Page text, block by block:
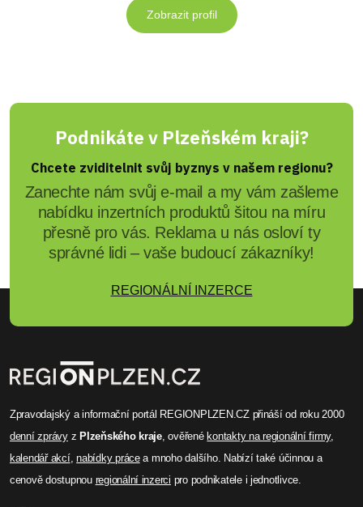
Zobrazit profil
Podnikáte v Plzeňském kraji?
Chcete zviditelnit svůj byznys v našem regionu?
Zanechte nám svůj e-mail a my vám zašleme
nabídku inzertních produktů šitou na míru
přesně pro vás. Reklama u nás osloví ty
správné lidi – vaše budoucí zákazníky!
REGIONÁLNÍ INZERCE
Zpravodajský a informační portál REGIONPLZEN.CZ přináší od roku 2000
denní zprávyz Plzeňského kraje, ověřené kontakty na regionální firmy,
kalendář akcí,nabídky prácea mnoho dalšího. Nabízí také účinnou a
cenově dostupnou regionální inzerci pro podnikatele i jednotlivce.